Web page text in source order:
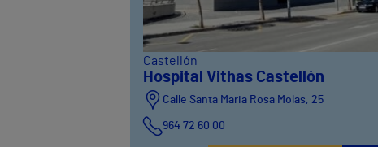
Castellón
Hospital Vithas Castellón
Calle Santa Maria Rosa Molas, 25
964 72 60 00